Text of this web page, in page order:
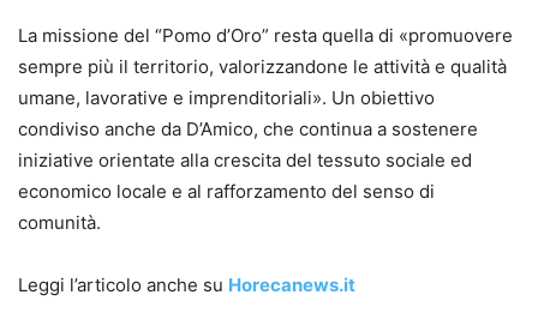
La missione del “Pomo d’Oro” resta quella di «promuovere
sempre più il territorio, valorizzandone le attività e qualità
umane, lavorative e imprenditoriali». Un obiettivo
condiviso anche da D’Amico, che continua a sostenere
iniziative orientate alla crescita del tessuto sociale ed
economico locale e al rafforzamento del senso di
comunità.
Leggi l’articolo anche su Horecanews.it